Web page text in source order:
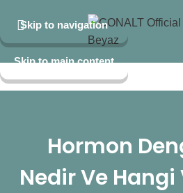
Skip to navigation
Skip to main content
Hormon
Nedir Ve